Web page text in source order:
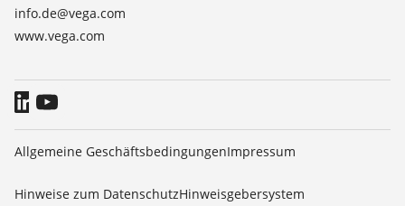
info.de@vega.com
www.vega.com
Allgemeine GeschäftsbedingungenImpressum
Hinweise zum DatenschutzHinweisgebersystem